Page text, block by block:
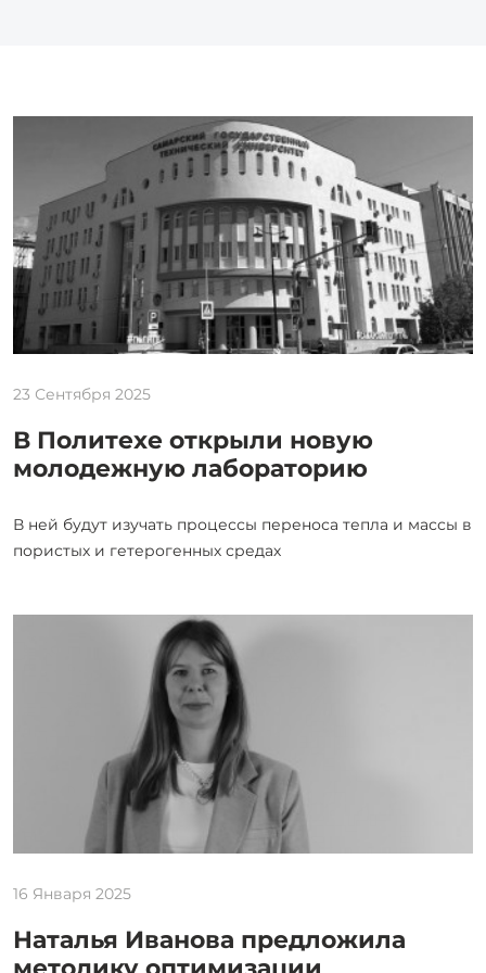
23 Сентября 2025
В Политехе открыли новую
молодежную лабораторию
В ней будут изучать процессы переноса тепла и массы в
пористых и гетерогенных средах
16 Января 2025
Наталья Иванова предложила